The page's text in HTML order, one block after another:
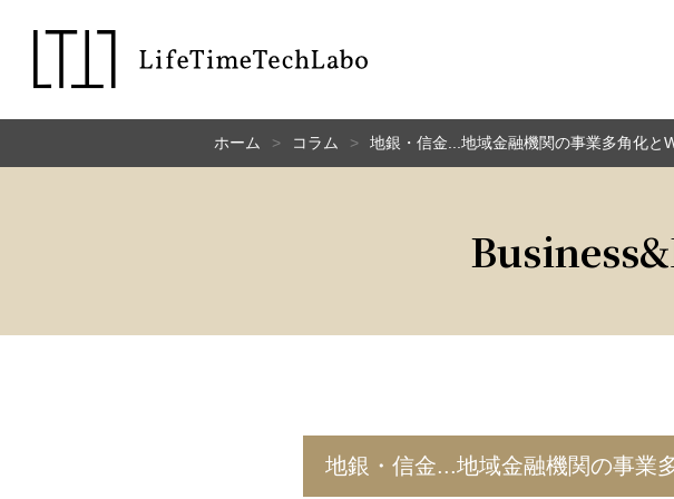
ホーム コラム 地銀・信金...地域金融機関の事業多角化と
地銀・信金...地域金融機関の事業